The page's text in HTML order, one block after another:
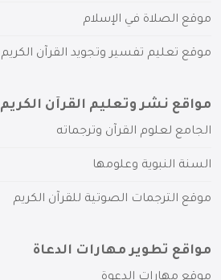
موقع الصلاة في الإسلام
موقع تعليم تفسير وتجويد القرآن الكريم
مواقع نشر وتعليم القرآن الكريم
الجامع لعلوم القرآن وترجماته
السنة النبوية وعلومها
موقع الترجمات الصوتية للقرآن الكريم
مواقع تطوير مهارات الدعاة
موقع مهارات الدعوة